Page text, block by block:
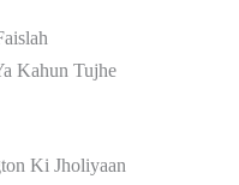
Kahun Tujhe
Ki Jholiyaan